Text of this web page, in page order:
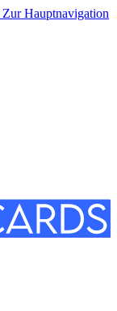
Zur Hauptnavigation